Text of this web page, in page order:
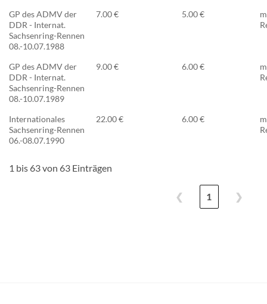
GP des ADMV der
DDR - Internat.
Sachsenring-Rennen
08.-10.07.1988
7.00 € 5.00 €
GP des ADMV der
DDR - Internat.
Sachsenring-Rennen
08.-10.07.1989
9.00 € 6.00 €
Internationales
Sachsenring-Rennen
06.-08.07.1990
22.00 € 6.00 €
1 bis 63 von 63 Einträgen
❮ 1 ❯